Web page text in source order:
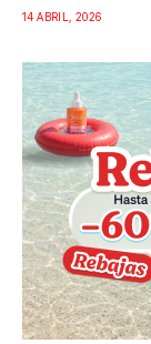
14 ABRIL, 2026